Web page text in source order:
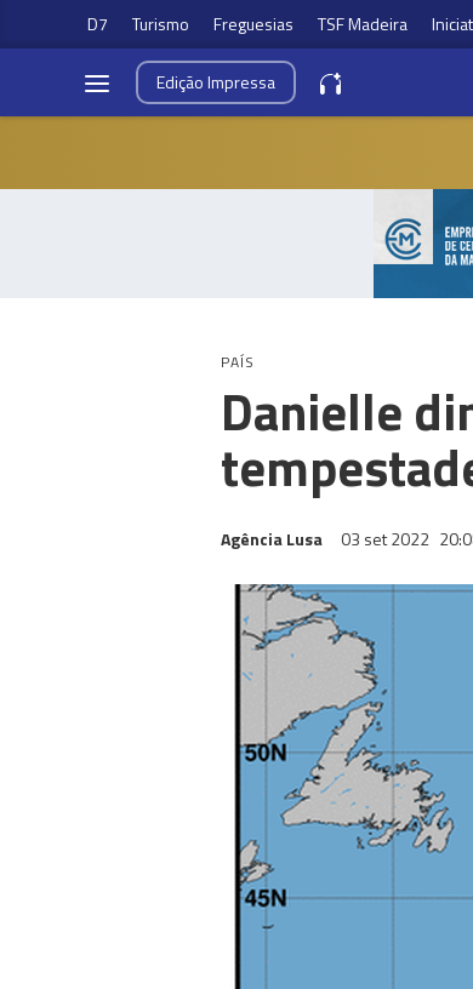
D7 Turismo Freguesias TSF Madeira
EdiçãoImpressa
PAÍS
Danielle
Agência Lusa 03 set 2022